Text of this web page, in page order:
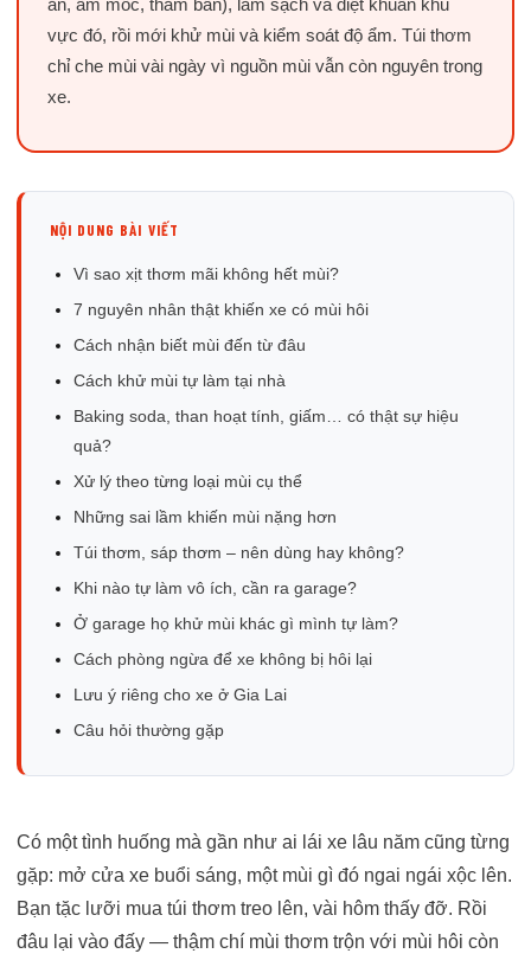
ăn, ẩm mốc, thảm bẩn), làm sạch và diệt khuẩn khu
vực đó, rồi mới khử mùi và kiểm soát độ ẩm. Túi thơm
chỉ che mùi vài ngày vì nguồn mùi vẫn còn nguyên trong
xe.
NỘI DUNG BÀI VIẾT
Vì sao xịt thơm mãi không hết mùi?
7 nguyên nhân thật khiến xe có mùi hôi
Cách nhận biết mùi đến từ đâu
Cách khử mùi tự làm tại nhà
Baking soda, than hoạt tính, giấm… có thật sự hiệu
quả?
Xử lý theo từng loại mùi cụ thể
Những sai lầm khiến mùi nặng hơn
Túi thơm, sáp thơm – nên dùng hay không?
Khi nào tự làm vô ích, cần ra garage?
Ở garage họ khử mùi khác gì mình tự làm?
Cách phòng ngừa để xe không bị hôi lại
Lưu ý riêng cho xe ở Gia Lai
Câu hỏi thường gặp
Có một tình huống mà gần như ai lái xe lâu năm cũng từng
gặp: mở cửa xe buổi sáng, một mùi gì đó ngai ngái xộc lên.
Bạn tặc lưỡi mua túi thơm treo lên, vài hôm thấy đỡ. Rồi
đâu lại vào đấy — thậm chí mùi thơm trộn với mùi hôi còn